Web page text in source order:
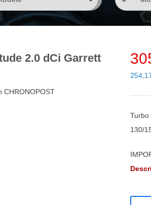
2.0 dCi Garrett
CHRONOPOST
130/